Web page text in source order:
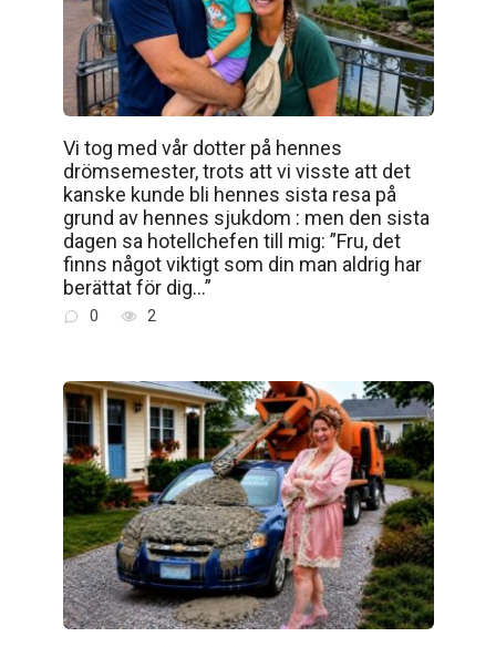
Vi tog med vår dotter på hennes
drömsemester, trots att vi visste att det
kanske kunde bli hennes sista resa på
grund av hennes sjukdom : men den sista
dagen sa hotellchefen till mig: ”Fru, det
finns något viktigt som din man aldrig har
berättat för dig…”
0 2